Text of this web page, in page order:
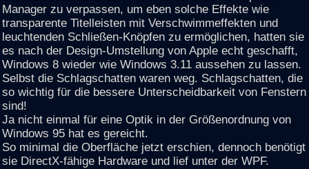
Manager zu verpassen, um eben solche Effekte wie
transparente Titelleisten mit Verschwimmeffekten und
leuchtenden Schließen-Knöpfen zu ermöglichen, hatten sie
es nach der Design-Umstellung von Apple echt geschafft,
Windows 8 wieder wie Windows 3.11 aussehen zu lassen.
Selbst die Schlagschatten waren weg. Schlagschatten, die
so wichtig für die bessere Unterscheidbarkeit von Fenstern
sind!
Ja nicht einmal für eine Optik in der Größenordnung von
Windows 95 hat es gereicht.
So minimal die Oberfläche jetzt erschien, dennoch benötigt
sie DirectX-fähige Hardware und lief unter der WPF.